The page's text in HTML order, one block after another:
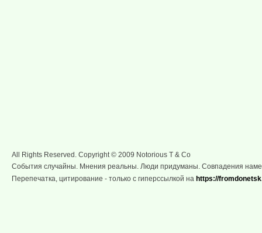
All Rights Reserved. Copyright © 2009 Notorious T & Co
События случайны. Мнения реальны. Люди придуманы. Совпадения
Перепечатка, цитирование - только с гиперссылкой на https://